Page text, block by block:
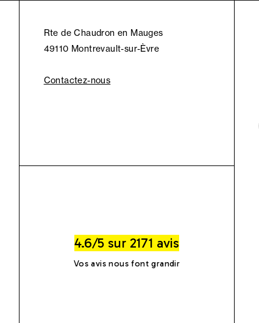
Rte de Chaudron en Mauges
49110 Montrevault-sur-Èvre
Contactez-nous
4.6/5 sur 2171 avis
Vos avis nous font grandir